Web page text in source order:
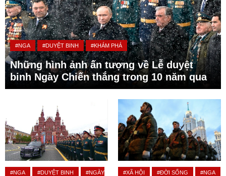
#NGA #DUYỆT BINH #KHÁM PHÁ
Những hình ảnh ấn tượng về Lễ duyệt
binh Ngày Chiến thắng trong 10 năm qua
#NGA #DUYỆT BINH
#NGÀY
#XÃ HỘI #ĐỜI SỐNG #NGA